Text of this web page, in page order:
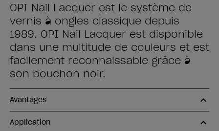
OPI Nail Lacquer est le système de
vernis à ongles classique depuis
1989. OPI Nail Lacquer est disponible
dans une multitude de couleurs et est
facilement reconnaissable grâce à
son bouchon noir.
Avantages
Application